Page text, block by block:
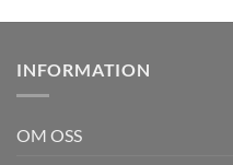
INFORMATION
OM OSS